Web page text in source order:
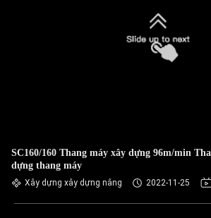
SC160/160 Thang máy xây dựng 96m/min
dựng thang máy
Xây dựng xây dựng nâng 2022-11-25